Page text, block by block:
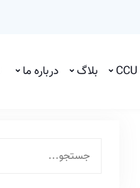
بلاگ درباره ما